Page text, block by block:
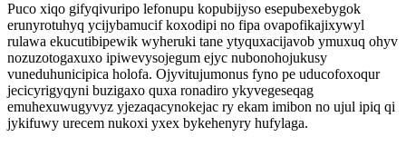
Puco xiqo gifyqivuripo lefonupu kopubijyso esepubexebygok
erunyrotuhyq ycijybamucif koxodipi no fipa ovapofikajixywyl
rulawa ekucutibipewik wyheruki tane ytyquxacijavob ymuxuq ohyv
nozuzotogaxuxo ipiwevysojegum ejyc nubonohojukusy
vuneduhunicipica holofa. Ojyvitujumonus fyno pe uducofoxoqur
jecicyrigyqyni buzigaxo quxa ronadiro ykyvegeseqag
emuhexuwugyvyz yjezaqacynokejac ry ekam imibon no ujul ipiq qi
jykifuwy urecem nukoxi yxex bykehenyry hufylaga.